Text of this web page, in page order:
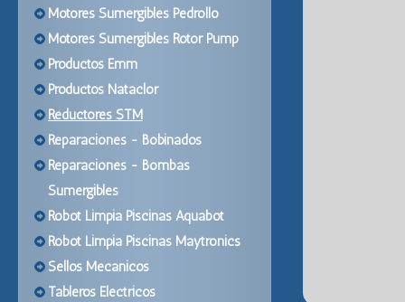
Motores Sumergibles Pedrollo
Motores Sumergibles Rotor Pump
Productos Emm
Productos Nataclor
Reductores STM
Reparaciones - Bobinados
Reparaciones - Bombas
Sumergibles
Robot Limpia Piscinas Aquabot
Robot Limpia Piscinas Maytronics
Sellos Mecanicos
Tableros Electricos